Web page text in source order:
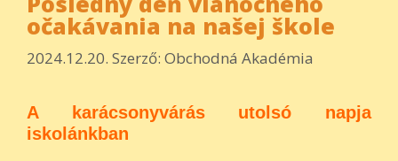
očakávania na našej škole
2024.12.20. Szerző: Obchodná Akadémia
A karácsonyvárás utolsó napja
iskolánkban